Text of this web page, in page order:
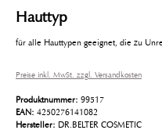
Hauttyp
für alle Hauttypen geeignet, die zu
Preise inkl. MwSt. zzgl. Versandkosten
Produktnummer: 99517
EAN: 4250276141082
Hersteller: DR.BELTER COSMETIC